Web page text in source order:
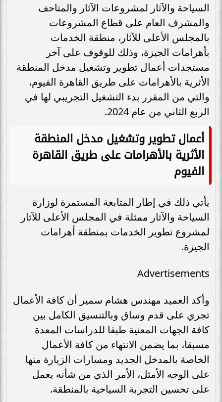
السياحة والآثار لمشروعات الآثار والمتاحف
والمشرف العام على قطاع المشروعات
بالمجلس الأعلى للآثار، منطقة الخدمات
بأهرامات الجيزة، وذلك للوقوف على آخر
مستجدات أعمال تطوير وتشغيل مدخل المنطقة
الأثرية بالأهرامات على طريق القاهرة الفيوم،
والتي من المقرر بدء التشغيل التجريبي لها في
الربع الثاني من عام 2024.
أعمال تطوير وتشغيل مدخل المنطقة
الأثرية بالأهرامات على طريق القاهرة
الفيوم
يأتي ذلك في إطار المتابعة المستمرة لوزارة
السياحة والآثار ممثلة في المجلس الأعلى للآثار
لمشروع تطوير الخدمات بمنطقة أهرامات
الجيزة.
Advertisements
وأكد العميد مهندس هشام سمير أن كافة الأعمال
تجري على قدم وساق وبالتنسيق الكامل بين
كافة الجهات المعنية طبقا للدراسات المعدة
مسبقا، بما يضمن الانتهاء من كافة الأعمال
الخاصة بالمدخل الجديد ومسارات الزيارة منها
على الوجه الأمثل، الأمر الذي من شأنه يعمل
على تحسين التجربة السياحية بالمنطقة.